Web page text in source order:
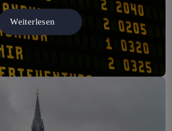
Weiterlesen